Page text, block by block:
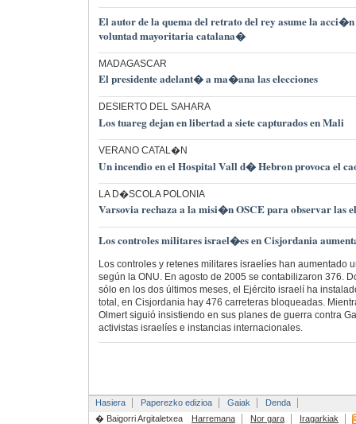
El autor de la quema del retrato del rey asume la
voluntad mayoritaria catalana�
MADAGASCAR
El presidente adelant� a ma�ana las elecciones
DESIERTO DEL SAHARA
Los tuareg dejan en libertad a siete capturados en Mali
VERANO CATAL�N
Un incendio en el Hospital Vall d� Hebron provoca el
LA D�SCOLA POLONIA
Varsovia rechaza a la misi�n OSCE para observar las
Los controles militares israel�es en Cisjordania
Los controles y retenes militares israelíes han aumentado
según la ONU. En agosto de 2005 se contabilizaron 376.
sólo en los dos últimos meses, el Ejército israelí ha
total, en Cisjordania hay 476 carreteras bloqueadas.
Olmert siguió insistiendo en sus planes de guerra contra
activistas israelíes e instancias internacionales.
Hasiera Paperezko edizioa Gaiak
Denda
� Baigorri Argitaletxea
Harremana Nor gara Iragarkiak